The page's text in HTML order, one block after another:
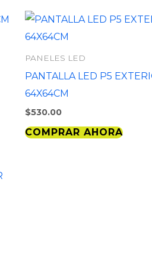
PANELES LED
PANTALLA LED P5
64X64CM
$530.00
COMPRAR AHORA